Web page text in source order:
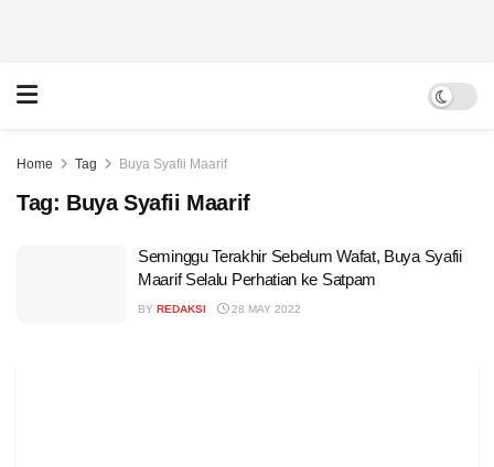
Home Tag Buya Syafii Maarif
Tag: Buya Syafii Maarif
Seminggu Terakhir Sebelum Wafat, Buya Syafii
Maarif Selalu Perhatian ke Satpam
BY REDAKSI 28 MAY 2022